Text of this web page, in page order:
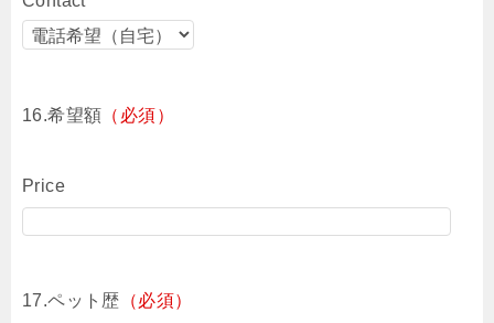
16.希望額 （必須）
Price
17.ペット歴 （必須）